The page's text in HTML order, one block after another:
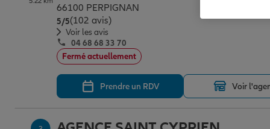
66100 PERPIGNAN
5/5Note de 5 sur 5
(102 avis)
Voir les avis
04 68 68 33 70
Fermé actuellement
Prendre un RDV Voir